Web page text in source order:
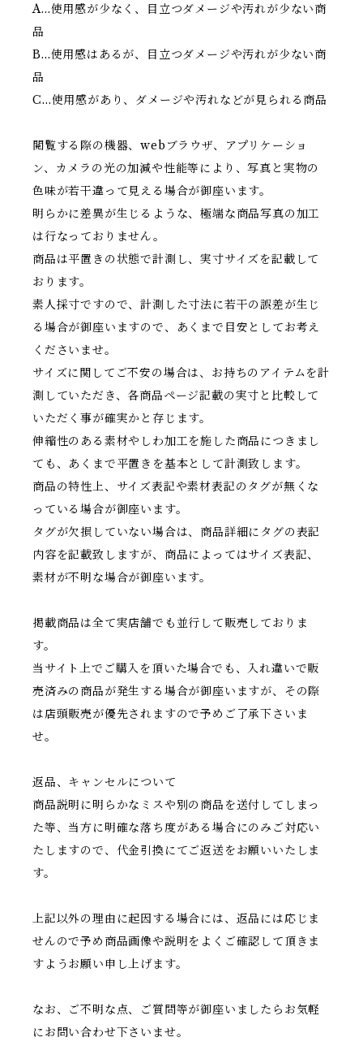
A…使用感が少なく、目立つダメージや汚れが少ない商
品
B…使用感はあるが、目立つダメージや汚れが少ない商
品
C…使用感があり、ダメージや汚れなどが見られる商品
閲覧する際の機器、webブラウザ、アプリケーショ
ン、カメラの光の加減や性能等により、写真と実物の
色味が若干違って見える場合が御座います。
明らかに差異が生じるような、極端な商品写真の加工
は行なっておりません。
商品は平置きの状態で計測し、実寸サイズを記載して
おります。
素人採寸ですので、計測した寸法に若干の誤差が生じ
る場合が御座いますので、あくまで目安としてお考え
くださいませ。
サイズに関してご不安の場合は、お持ちのアイテムを計
測していただき、各商品ページ記載の実寸と比較して
いただく事が確実かと存じます。
伸縮性のある素材やしわ加工を施した商品につきまし
ても、あくまで平置きを基本として計測致します。
商品の特性上、サイズ表記や素材表記のタグが無くな
っている場合が御座います。
タグが欠損していない場合は、商品詳細にタグの表記
内容を記載致しますが、商品によってはサイズ表記、
素材が不明な場合が御座います。
掲載商品は全て実店舗でも並行して販売しておりま
す。
当サイト上でご購入を頂いた場合でも、入れ違いで販
売済みの商品が発生する場合が御座いますが、その際
は店頭販売が優先されますので予めご了承下さいま
せ。
返品、キャンセルについて
商品説明に明らかなミスや別の商品を送付してしまっ
た等、当方に明確な落ち度がある場合にのみご対応い
たしますので、代金引換にてご返送をお願いいたしま
す。
上記以外の理由に起因する場合には、返品には応じま
せんので予め商品画像や説明をよくご確認して頂きま
すようお願い申し上げます。
なお、ご不明な点、ご質問等が御座いましたらお気軽
にお問い合わせ下さいませ。